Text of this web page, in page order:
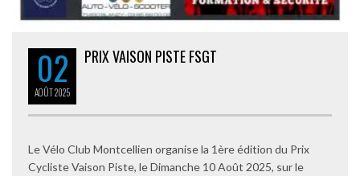
02
AOÛT2025
PRIX VAISON PISTE FSGT
Le Vélo Club Montcellien organise la 1ère édition du Prix
Cycliste Vaison Piste, le Dimanche 10 Août 2025, sur le